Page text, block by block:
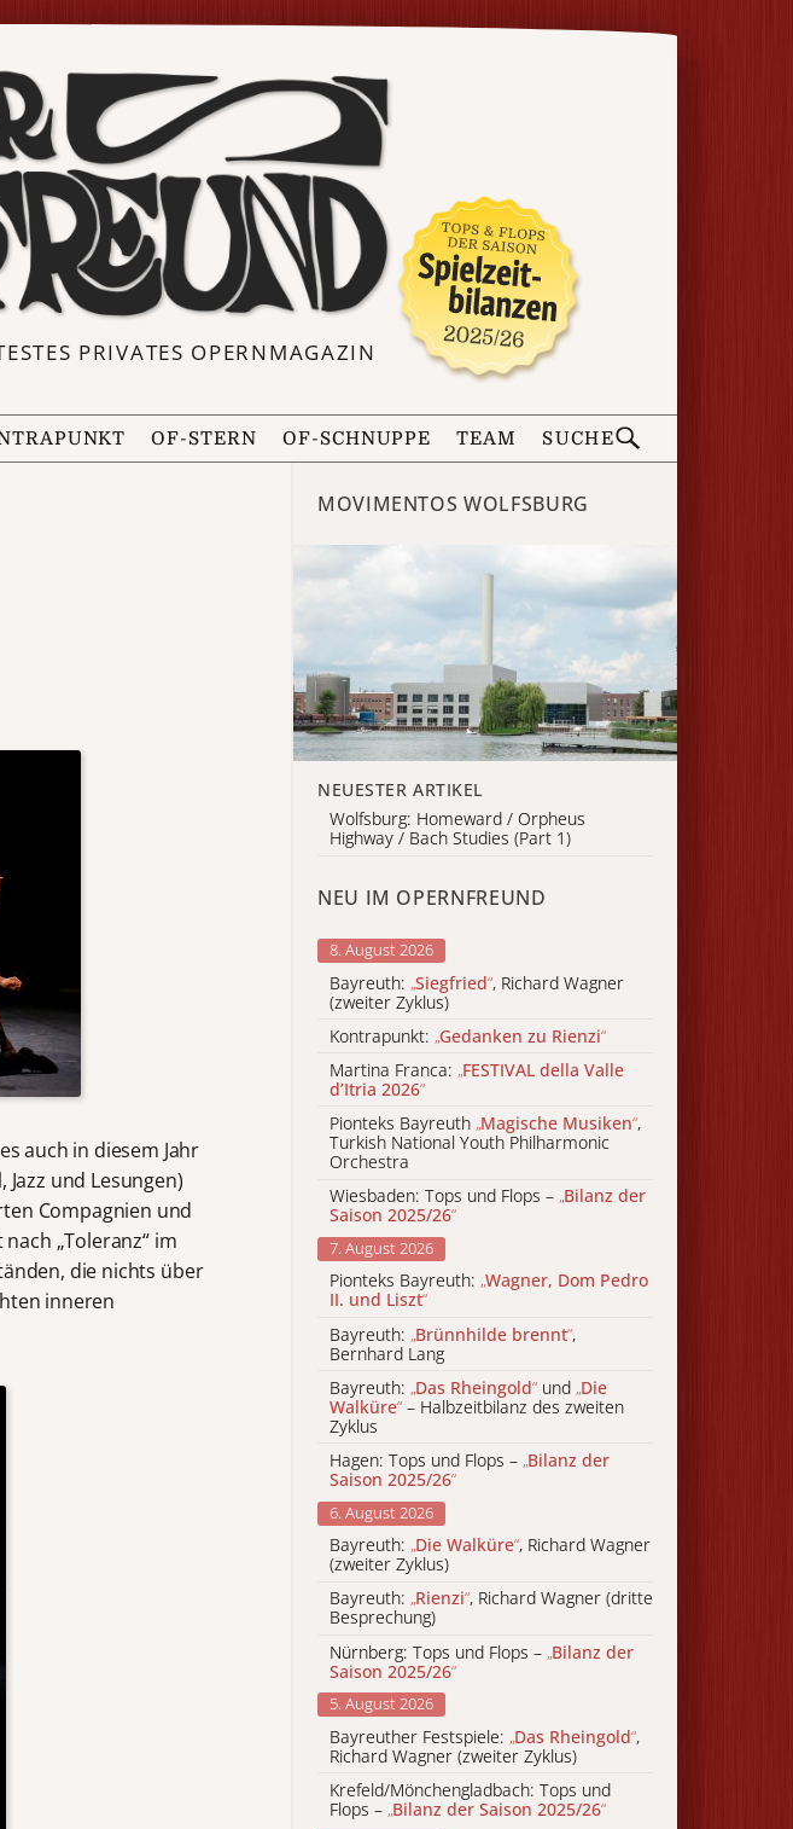
PRIVATES OPERNMAGAZIN
OF-STERN OF-SCHNUPPE TEAM SUCHE
auch in diesem Jahr
und Lesungen)
Compagnien und
„Toleranz“ im
die nichts über
inneren
MOVIMENTOS WOLFSBURG
NEUESTER ARTIKEL
Wolfsburg: Homeward / Orpheus
Highway / Bach Studies (Part 1)
NEU IM OPERNFREUND
8. August 2026
Bayreuth: „Siegfried“, Richard Wagner
(zweiter Zyklus)
Kontrapunkt: „Gedanken zu Rienzi“
Martina Franca: „FESTIVAL della Valle
d’Itria 2026“
Pionteks Bayreuth „Magische Musiken“,
Turkish National Youth Philharmonic
Orchestra
Wiesbaden: Tops und Flops – „Bilanz der
Saison 2025/26“
7. August 2026
Pionteks Bayreuth: „Wagner, Dom Pedro
II. und Liszt“
Bayreuth: „Brünnhilde brennt“,
Bernhard Lang
Bayreuth: „Das Rheingold“ und „Die
Walküre“ – Halbzeitbilanz des zweiten
Zyklus
Hagen: Tops und Flops – „Bilanz der
Saison 2025/26“
6. August 2026
Bayreuth: „Die Walküre“, Richard Wagner
(zweiter Zyklus)
Bayreuth: „Rienzi“, Richard Wagner (dritte
Besprechung)
Nürnberg: Tops und Flops – „Bilanz der
Saison 2025/26“
5. August 2026
Bayreuther Festspiele: „Das Rheingold“,
Richard Wagner (zweiter Zyklus)
Krefeld/Mönchengladbach: Tops und
Flops – „Bilanz der Saison 2025/26“